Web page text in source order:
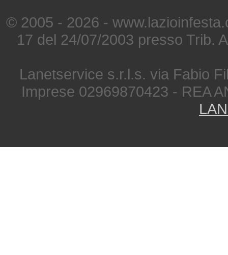
© 2005 - 2026 -
17 del 24/07/2003 presso Trib.
Lanetservice s.r.l.s. via Fabio
Imprese 02969870423 - REA